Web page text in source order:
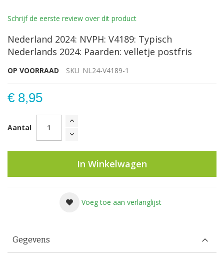
Schrijf de eerste review over dit product
Nederland 2024: NVPH: V4189: Typisch
Nederlands 2024: Paarden: velletje postfris
OP VOORRAAD SKU NL24-V4189-1
€ 8,95
Aantal
In Winkelwagen
Voeg toe aan verlanglijst
Gegevens